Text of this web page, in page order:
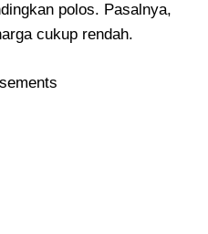
polos. Pasalnya,
cukup rendah.